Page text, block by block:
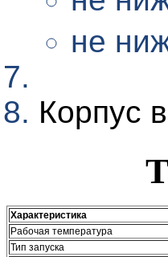
не
Корпус
Характеристика
Рабочая температура
Тип запуска